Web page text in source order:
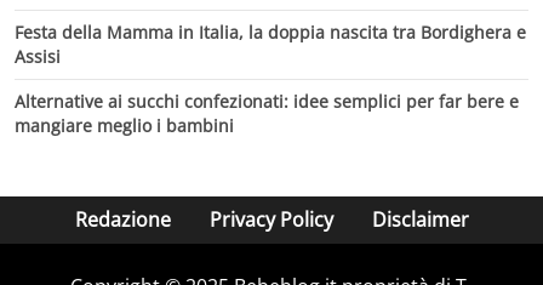
Festa della Mamma in Italia, la doppia nascita tra Bordighera e
Assisi
Alternative ai succhi confezionati: idee semplici per far bere e
mangiare meglio i bambini
Redazione Privacy Policy Disclaimer